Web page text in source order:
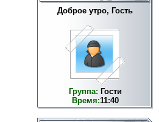
Доброе утро, Гость
Группа: Гости
Время:11:40